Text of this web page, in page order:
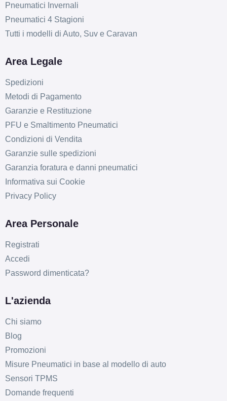
Pneumatici Invernali
Pneumatici 4 Stagioni
Tutti i modelli di Auto, Suv e Caravan
Area Legale
Spedizioni
Metodi di Pagamento
Garanzie e Restituzione
PFU e Smaltimento Pneumatici
Condizioni di Vendita
Garanzie sulle spedizioni
Garanzia foratura e danni pneumatici
Informativa sui Cookie
Privacy Policy
Area Personale
Registrati
Accedi
Password dimenticata?
L'azienda
Chi siamo
Blog
Promozioni
Misure Pneumatici in base al modello di auto
Sensori TPMS
Domande frequenti